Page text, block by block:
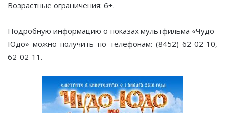
Возрастные ограничения: 6+.
Подробную информацию о показах мультфильма «Чудо-
Юдо» можно получить по телефонам: (8452) 62-02-10,
62-02-11.